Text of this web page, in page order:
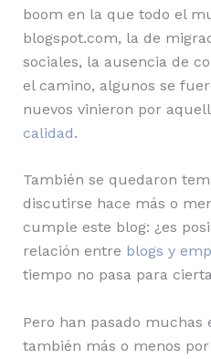
boom en la que todo el
blogspot.com, la de
sociales, la ausencia de
el camino, algunos se
nuevos vinieron por
calidad.
También se quedaron
discutirse hace más o
cumple este blog: ¿es
relación entre blogs y
tiempo no pasa para
Pero han pasado muchas
también más o menos